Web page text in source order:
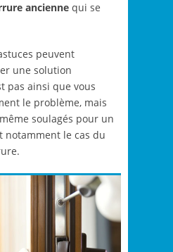
ancienne qui se
peuvent
une solution
pas ainsi que vous
le problème, mais
soulagés pour un
notamment le cas du